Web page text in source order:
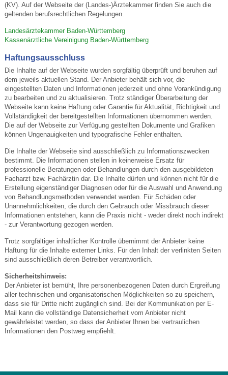
(KV). Auf der Webseite der (Landes-)Ärztekammer finden Sie auch die
geltenden berufsrechtlichen Regelungen.
Landesärztekammer Baden-Württemberg
Kassenärztliche Vereinigung Baden-Württemberg
Haftungsausschluss
Die Inhalte auf der Webseite wurden sorgfältig überprüft und beruhen auf
dem jeweils aktuellen Stand. Der Anbieter behält sich vor, die
eingestellten Daten und Informationen jederzeit und ohne Vorankündigung
zu bearbeiten und zu aktualisieren. Trotz ständiger Überarbeitung der
Webseite kann keine Haftung oder Garantie für Aktualität, Richtigkeit und
Vollständigkeit der bereitgestellten Informationen übernommen werden.
Die auf der Webseite zur Verfügung gestellten Dokumente und Grafiken
können Ungenauigkeiten und typografische Fehler enthalten.
Die Inhalte der Webseite sind ausschließlich zu Informationszwecken
bestimmt. Die Informationen stellen in keinerweise Ersatz für
professionelle Beratungen oder Behandlungen durch den ausgebildeten
Facharzt bzw. Fachärztin dar. Die Inhalte dürfen und können nicht für die
Erstellung eigenständiger Diagnosen oder für die Auswahl und Anwendung
von Behandlungsmethoden verwendet werden. Für Schäden oder
Unannehmlichkeiten, die durch den Gebrauch oder Missbrauch dieser
Informationen entstehen, kann die Praxis nicht - weder direkt noch indirekt
- zur Verantwortung gezogen werden.
Trotz sorgfältiger inhaltlicher Kontrolle übernimmt der Anbieter keine
Haftung für die Inhalte externer Links. Für den Inhalt der verlinkten Seiten
sind ausschließlich deren Betreiber verantwortlich.
Sicherheitshinweis:
Der Anbieter ist bemüht, Ihre personenbezogenen Daten durch Ergreifung
aller technischen und organisatorischen Möglichkeiten so zu speichern,
dass sie für Dritte nicht zugänglich sind. Bei der Kommunikation per E-
Mail kann die vollständige Datensicherheit vom Anbieter nicht
gewährleistet werden, so dass der Anbieter Ihnen bei vertraulichen
Informationen den Postweg empfiehlt.